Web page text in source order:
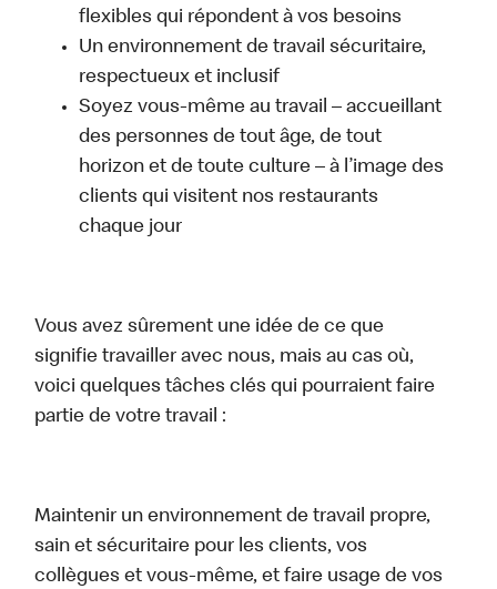
flexibles qui répondent à vos besoins
Un environnement de travail sécuritaire,
respectueux et inclusif
Soyez vous-même au travail – accueillant
des personnes de tout âge, de tout
horizon et de toute culture – à l’image des
clients qui visitent nos restaurants
chaque jour
Vous avez sûrement une idée de ce que
signifie travailler avec nous, mais au cas où,
voici quelques tâches clés qui pourraient faire
partie de votre travail :
Maintenir un environnement de travail propre,
sain et sécuritaire pour les clients, vos
collègues et vous-même, et faire usage de vos